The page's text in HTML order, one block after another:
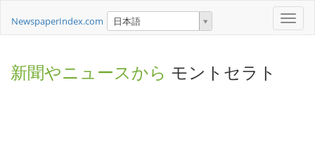
Toggle
NewspaperIndex.com 日本語
新聞やニュースから モントセラト